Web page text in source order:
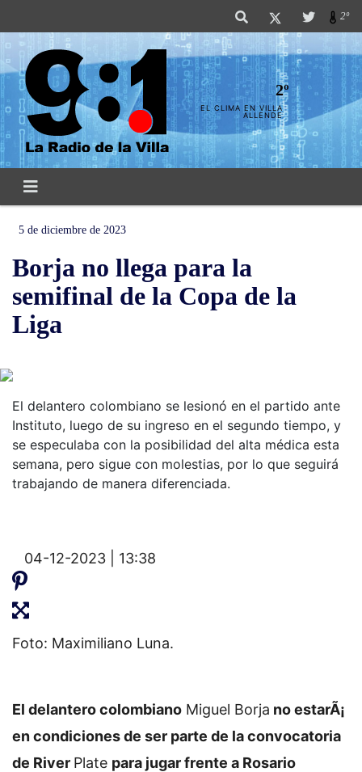
2º
2º
EL CLIMA EN VILLA
ALLENDE
5 de diciembre de 2023
Borja no llega para la
semifinal de la Copa de la
Liga
El delantero colombiano se lesionó en el partido ante
Instituto, luego de su ingreso en el segundo tiempo, y
se especulaba con la posibilidad del alta médica esta
semana, pero sigue con molestias, por lo que seguirá
trabajando de manera diferenciada.
04-12-2023 | 13:38
Foto: Maximiliano Luna.
El delantero colombiano Miguel Borja no estarÃ¡
en condiciones de ser parte de la convocatoria
de River Plate para jugar frente a Rosario